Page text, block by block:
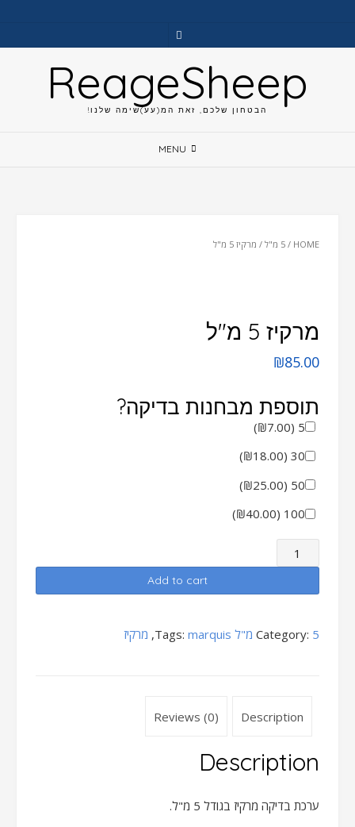
content
ReageSheep
הבטחון שלכם, זאת המ(עע)שימה שלנו!
MENU
HOME
/ 5 מ"ל / מרקיז 5 מ"ל
מרקיז 5 מ"ל
₪85.00
תוספת מבחנות בדיקה?
5
(
₪7.00
)
30
(
₪18.00
)
50
(
₪25.00
)
100
(
₪40.00
)
מרקיז
5
Add to cart
Category: 5 מ"ל Tags: marquis
, מרקיז
Description
Reviews (0)
Description
ערכת בדיקה מרקיז בגודל 5 מ"ל.